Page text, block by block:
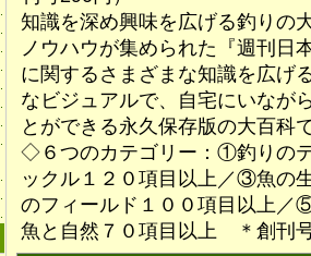
知識を深め興味を広げる釣りの
ノウハウが集められた『週刊日
に関するさまざまな知識を広げ
なビジュアルで、自宅にいなが
とができる永久保存版の大百科
◇６つのカテゴリー：①釣りの
ックル１２０項目以上／③魚
のフィールド１００項目以上
魚と自然７０項目以上 ＊創刊